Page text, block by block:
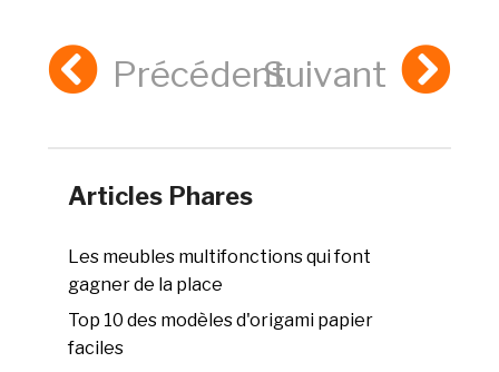
PrécédentSuivant
Articles Phares
Les meubles multifonctions qui font
gagner de la place
Top 10 des modèles d'origami papier
faciles